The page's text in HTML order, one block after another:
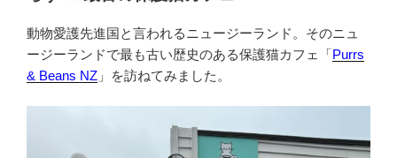
動物愛護先進国と言われるニュージーランド。そのニュ
ージーランドで最も古い歴史のある保護猫カフェ「Purrs
& Beans NZ 」を訪ねてみました。